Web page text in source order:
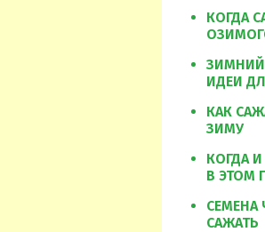
КОГДА
ЗИМНИЙ
ИДЕИ
КАК
ЗИМУ
КОГДА
В ЭТОМ
СЕМЕНА
САЖАТЬ